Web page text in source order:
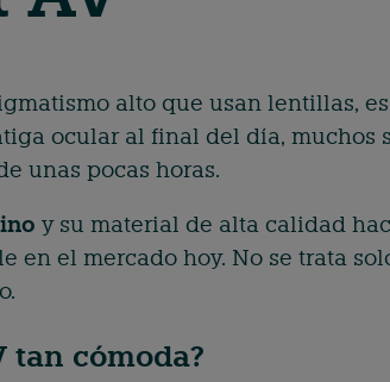
alto que usan lentillas,
ocular al final del día, muchos
unas pocas horas.
y su material de alta calidad
en el mercado hoy. No se trata
tan cómoda?